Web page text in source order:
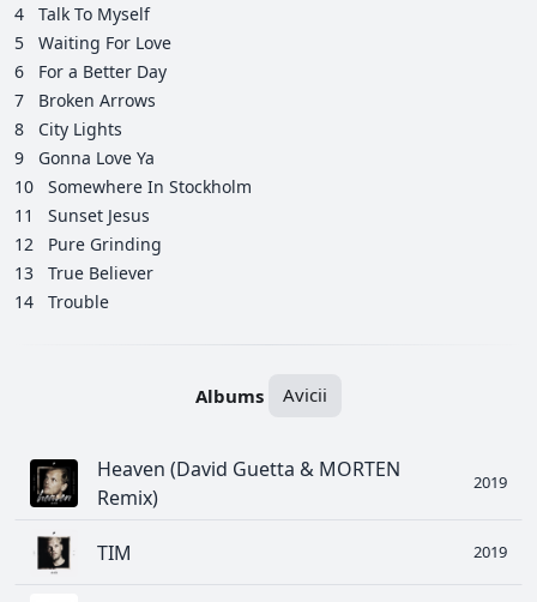
4
Talk To Myself
5
Waiting For Love
6
For a Better Day
7
Broken Arrows
8
City Lights
9
Gonna Love Ya
10
Somewhere In Stockholm
11
Sunset Jesus
12
Pure Grinding
13
True Believer
14
Trouble
Albums Avicii
Heaven (David Guetta & MORTEN
Remix)
2019
TIM 2019